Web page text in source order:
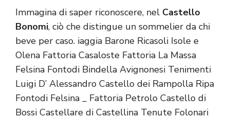
Immagina di saper riconoscere, nel Castello
Bonomi, ciò che distingue un sommelier da chi
beve per caso. iaggia Barone Ricasoli Isole e
Olena Fattoria Casaloste Fattoria La Massa
Felsina Fontodi Bindella Avignonesi Tenimenti
Luigi D’ Alessandro Castello dei Rampolla Ripa
Fontodi Felsina _ Fattoria Petrolo Castello di
Bossi Castellare di Castellina Tenute Folonari